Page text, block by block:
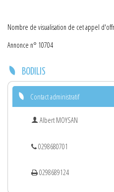
Nombre de visualisation de cet appel
Annonce n° 10704
BODILIS
Contact administratif
Albert MOYSAN
0298680701
0298689124